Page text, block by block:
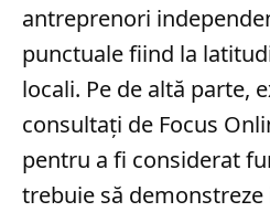
antreprenori
punctuale fiind la
locali. Pe de altă parte,
consultați de Focus
pentru a fi considerat
trebuie să